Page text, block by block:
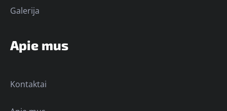
Galerija
Apie mus
Kontaktai